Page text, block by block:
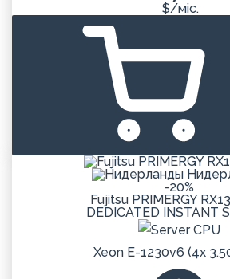
$/міс.
-20%
Fujitsu PRIMERGY
DEDICATED INSTANT
Xeon E-1230v6 (4x